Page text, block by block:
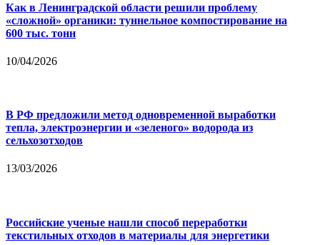
Как в Ленинградской области решили проблему
«сложной» органики: туннельное компостирование на
600 тыс. тонн
10/04/2026
В РФ предложили метод одновременной выработки
тепла, электроэнергии и «зеленого» водорода из
сельхозотходов
13/03/2026
Российские ученые нашли способ переработки
текстильных отходов в материалы для энергетики